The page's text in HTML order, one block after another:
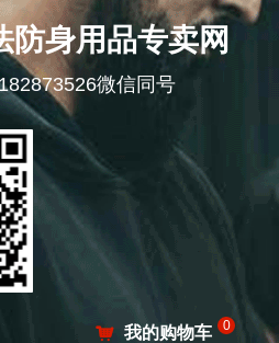
身用品专卖网
낙 我的购物车 0
微信同号